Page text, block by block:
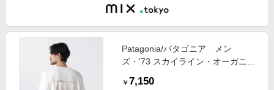
Patagonia/パタゴニア メン
ズ・'73 スカイライン・オーガニッ
￥ 7,150